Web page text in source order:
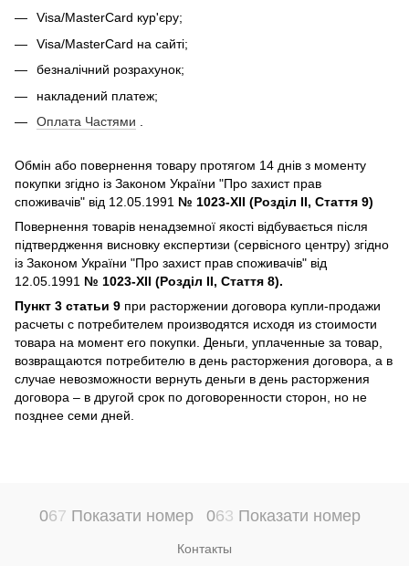
Visa/MasterCard кур'єру;
Visa/MasterCard на сайті;
безналічний розрахунок;
накладений платеж;
Оплата Частями
Обмін або повернення товару протягом 14 днів з моменту
покупки згідно із Законом України "Про захист прав
споживачів" від 12.05.1991 № 1023-XII (Розділ II, Стаття 9)
Повернення товарів ненадземної якості відбувається після
підтвердження висновку експертизи (сервісного центру) згідно
із Законом України "Про захист прав споживачів" від
12.05.1991 № 1023-XII (Розділ II, Стаття 8).
Пункт 3 статьи 9 при расторжении договора купли-продажи
расчеты с потребителем производятся исходя из стоимости
товара на момент его покупки. Деньги, уплаченные за товар,
возвращаются потребителю в день расторжения договора, а в
случае невозможности вернуть деньги в день расторжения
договора – в другой срок по договоренности сторон, но не
позднее семи дней.
067 Показати номер 063 Показати номер
Контакты